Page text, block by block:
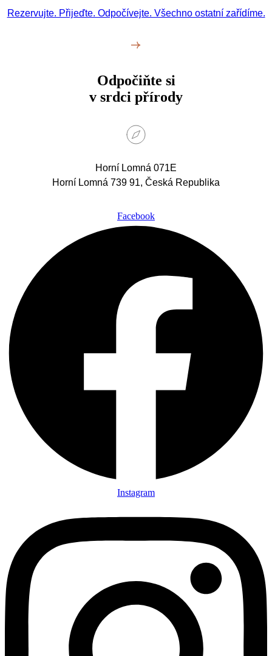
Rezervujte. Přijeďte. Odpočívejte. Všechno ostatní zařídíme.
Odpočiňte si
v srdci přírody
Horní Lomná 071E
Horní Lomná 739 91, Česká Republika
Facebook
Instagram